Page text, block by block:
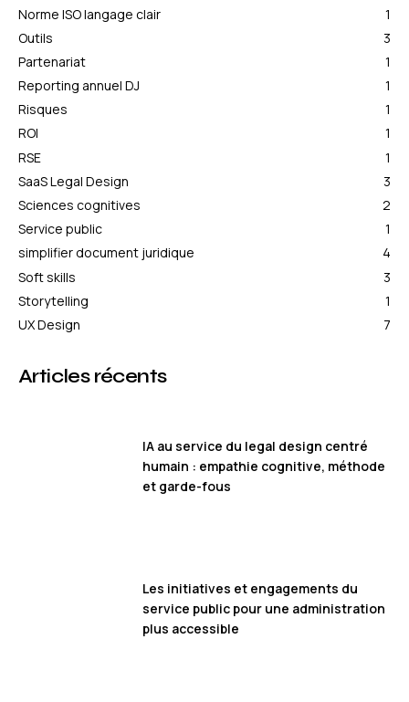
Norme ISO langage clair
1
Outils
3
Partenariat
1
Reporting annuel DJ
1
Risques
1
ROI
1
RSE
1
SaaS Legal Design
3
Sciences cognitives
2
Service public
1
simplifier document juridique
4
Soft skills
3
Storytelling
1
UX Design
7
Articles récents
IA au service du legal design centré
humain : empathie cognitive, méthode
et garde-fous
Les initiatives et engagements du
service public pour une administration
plus accessible